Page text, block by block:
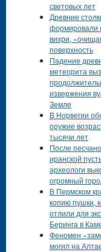
световых лет
Древние
формировали
вихри,
поверхность
Падение
метеорита
извержения
Земле
В Норвегии
оружие
тысячи лет
После
иранской
археологи
огромный
В Пермском
копию пушки,
отлили для
Беринга в
Феномен
могил на